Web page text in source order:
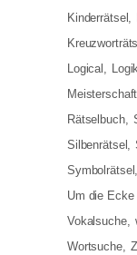
Kinderrätsel
Logical
Rätselbuch
Silbenrätsel
Symbolrätsel
Um die Ecke
Vokalsuche
Wortsuche